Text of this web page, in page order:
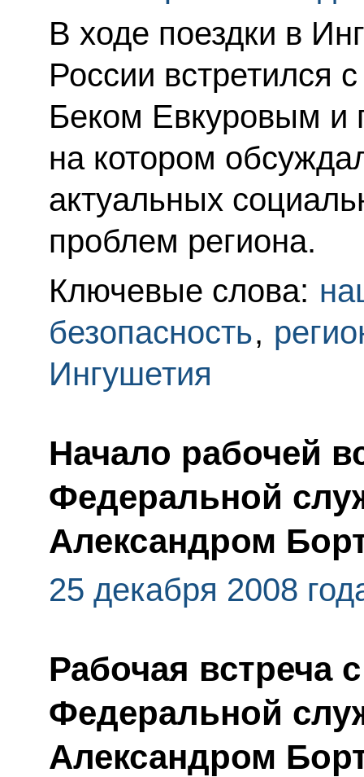
В ходе поездки в
России встретился
Беком Евкуровым и
на котором
актуальных
проблем региона.
Ключевые слова:
безопасность,
Ингушетия
Начало рабочей
Федеральной
Александром
25 декабря 2008
Рабочая встреча
Федеральной
Александром